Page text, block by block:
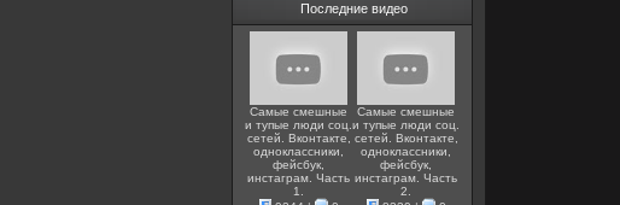
Последние видео
Самые смешные
и тупые люди соц.
сетей. Вконтакте,
одноклассники,
фейсбук,
инстаграм. Часть
1.
Самые смешные
и тупые люди соц.
сетей. Вконтакте,
одноклассники,
фейсбук,
инстаграм. Часть
2.